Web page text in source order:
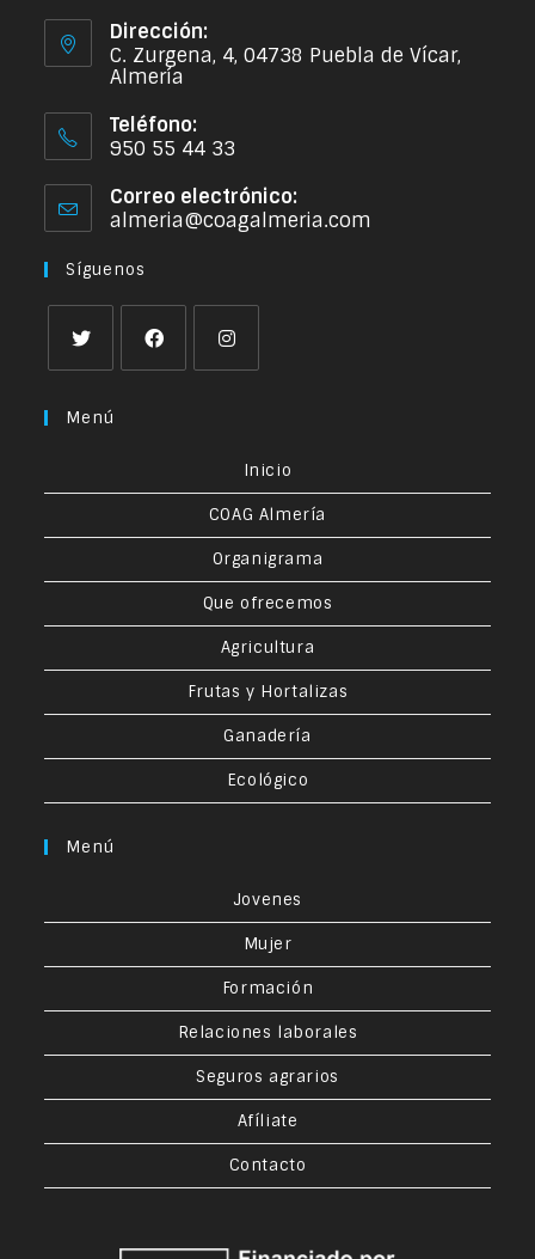
Dirección:
C. Zurgena, 4, 04738 Puebla de Vícar,
Almería
Teléfono:
950 55 44 33
Correo electrónico:
almeria@coagalmeria.com
Síguenos
Menú
Inicio
COAG Almería
Organigrama
Que ofrecemos
Agricultura
Frutas y Hortalizas
Ganadería
Ecológico
Menú
Jovenes
Mujer
Formación
Relaciones laborales
Seguros agrarios
Afíliate
Contacto